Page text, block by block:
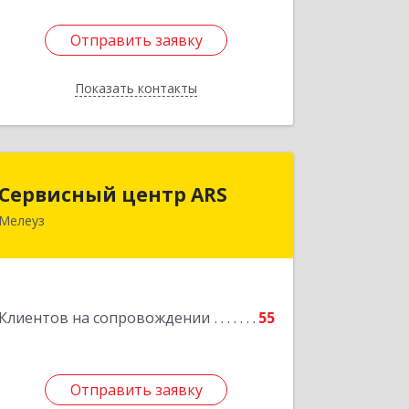
Отправить заявку
Показать контакты
Отправить заявку
Назад
Сервисный центр ARS
Мелеуз
Клиентов на сопровождении 55
Отправить заявку
Сервисный центр ARS
Отправить заявку